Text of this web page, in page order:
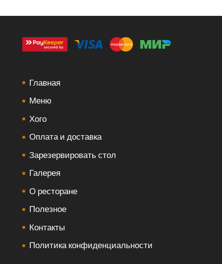
Главная
Меню
Хого
Оплата и доставка
Зарезервировать стол
Галерея
О ресторане
Полезное
Контакты
Политика конфиденциальности